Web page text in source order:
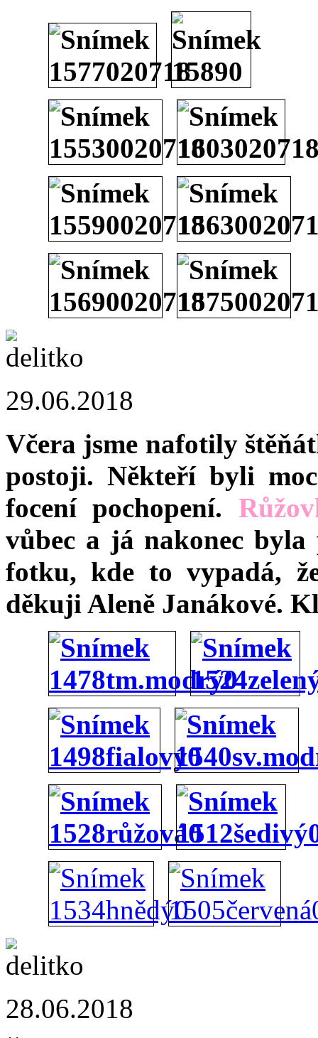
29.06.2018
Včera jsme nafotily
postoji. Někteří byli
focení pochopení.
vůbec a já nakonec
fotku, kde to vypadá,
děkuji Aleně Janákové.
28.06.2018